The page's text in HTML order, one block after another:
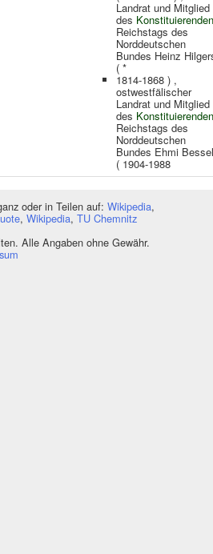
Landrat und Mitglied
des Konstituierenden
Reichstags des
Norddeutschen
Bundes Heinz
( *
1814-1868 ) ,
ostwestfälischer
Landrat und Mitglied
des Konstituierenden
Reichstags des
Norddeutschen
Bundes Ehmi Bessel
( 1904-1988
oder in Teilen auf: Wikipedia,
, Wikipedia, TU Chemnitz
Alle Angaben ohne Gewähr.